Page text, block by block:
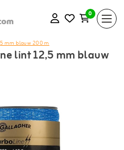
0
mm blauw 200 m
lint 12,5 mm blauw